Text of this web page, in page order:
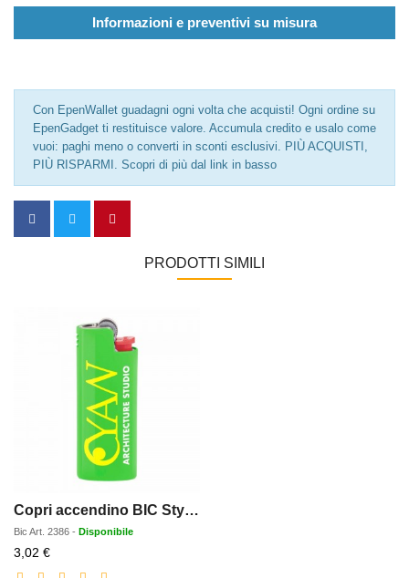
Informazioni e preventivi su misura
Con EpenWallet guadagni ogni volta che acquisti! Ogni ordine su
EpenGadget ti restituisce valore. Accumula credito e usalo come
vuoi: paghi meno o converti in sconti esclusivi. PIÙ ACQUISTI,
PIÙ RISPARMI. Scopri di più dal link in basso
PRODOTTI SIMILI
Copri accendino BIC Styl'it Luxury Case Neon
Bic Art. 2386 - Disponibile
3,02 €Prezzo
scontato